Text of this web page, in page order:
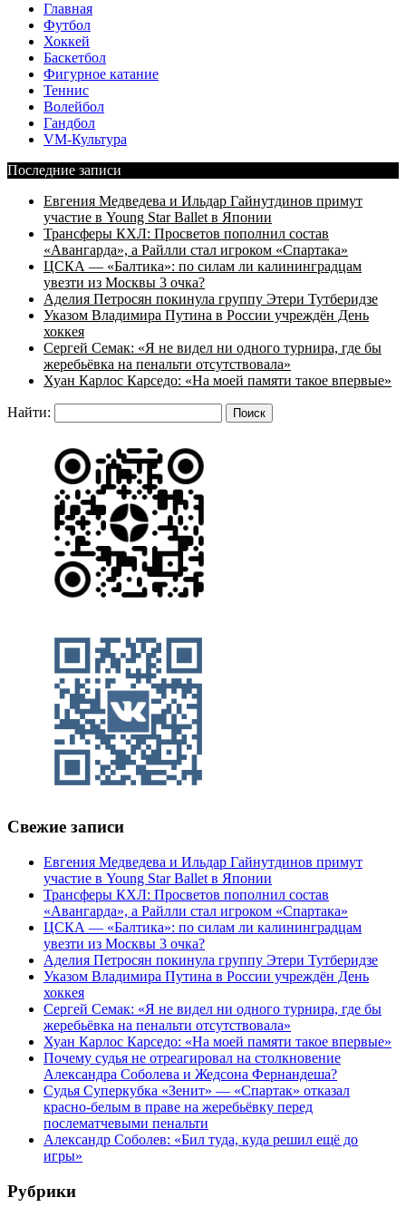
Главная
Футбол
Хоккей
Баскетбол
Фигурное катание
Теннис
Волейбол
Гандбол
VM-Культура
Последние записи
Евгения Медведева и Ильдар Гайнутдинов примут
участие в Young Star Ballet в Японии
Трансферы КХЛ: Просветов пополнил состав
«Авангарда», а Райлли стал игроком «Спартака»
ЦСКА — «Балтика»: по силам ли калининградцам
увезти из Москвы 3 очка?
Аделия Петросян покинула группу Этери Тутберидзе
Указом Владимира Путина в России учреждён День
хоккея
Сергей Семак: «Я не видел ни одного турнира, где бы
жеребьёвка на пенальти отсутствовала»
Хуан Карлос Карседо: «На моей памяти такое впервые»
Найти:
Свежие записи
Евгения Медведева и Ильдар Гайнутдинов примут
участие в Young Star Ballet в Японии
Трансферы КХЛ: Просветов пополнил состав
«Авангарда», а Райлли стал игроком «Спартака»
ЦСКА — «Балтика»: по силам ли калининградцам
увезти из Москвы 3 очка?
Аделия Петросян покинула группу Этери Тутберидзе
Указом Владимира Путина в России учреждён День
хоккея
Сергей Семак: «Я не видел ни одного турнира, где бы
жеребьёвка на пенальти отсутствовала»
Хуан Карлос Карседо: «На моей памяти такое впервые»
Почему судья не отреагировал на столкновение
Александра Соболева и Жедсона Фернандеша?
Судья Суперкубка «Зенит» — «Спартак» отказал
красно-белым в праве на жеребьёвку перед
послематчевыми пенальти
Александр Соболев: «Бил туда, куда решил ещё до
игры»
Рубрики